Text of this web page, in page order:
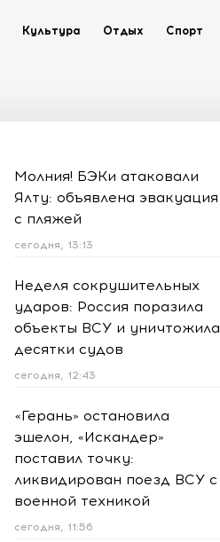
Культура Отдых Спорт
Молния! БЭКи атаковали
Ялту: объявлена эвакуация
с пляжей
сегодня, 13:13
Неделя сокрушительных
ударов: Россия поразила
объекты ВСУ и уничтожила
десятки судов
сегодня, 12:43
«Герань» остановила
эшелон, «Искандер»
поставил точку:
ликвидирован поезд ВСУ с
военной техникой
сегодня, 11:56